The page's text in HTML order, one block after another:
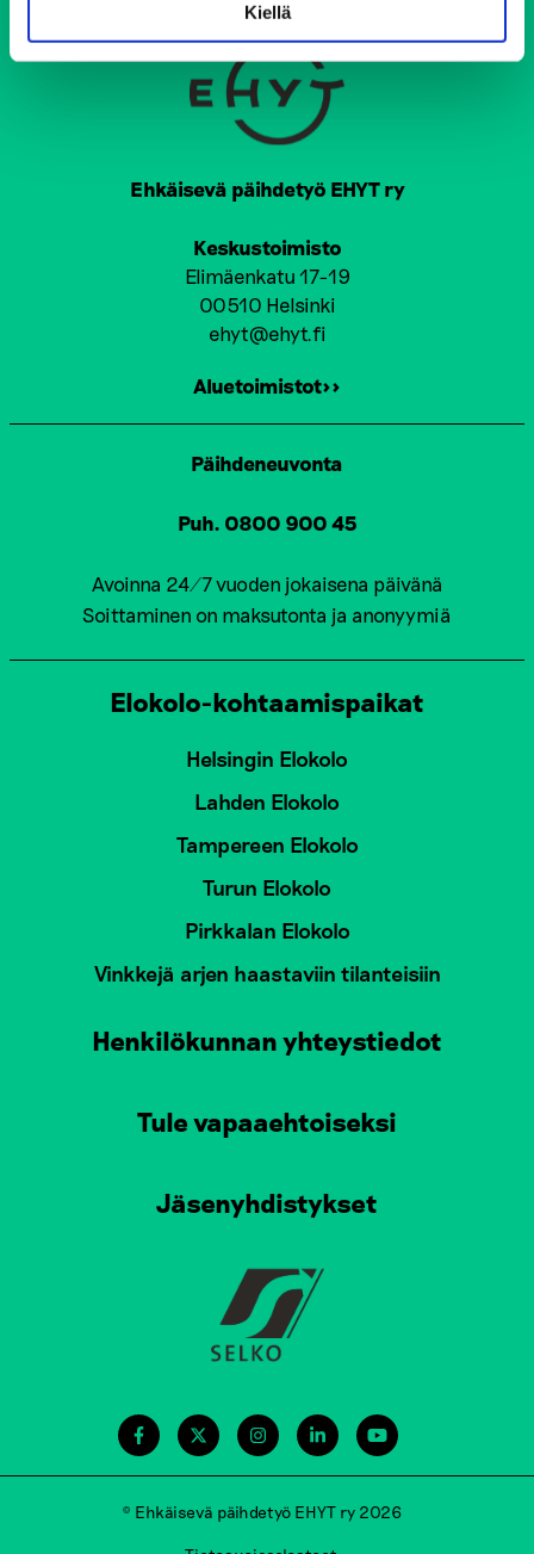
Kiellä
Ehkäisevä päihdetyö EHYT ry
Keskustoimisto
Elimäenkatu 17-19
00510 Helsinki
ehyt@ehyt.fi
Aluetoimistot>>
Päihdeneuvonta
Puh. 0800 900 45
Avoinna 24/7 vuoden jokaisena päivänä
Soittaminen on maksutonta ja anonyymiä
Elokolo-kohtaamispaikat
Helsingin Elokolo
Lahden Elokolo
Tampereen Elokolo
Turun Elokolo
Pirkkalan Elokolo
Vinkkejä arjen haastaviin tilanteisiin
Henkilökunnan yhteystiedot
Tule vapaaehtoiseksi
Jäsenyhdistykset
© Ehkäisevä päihdetyö EHYT ry 2026